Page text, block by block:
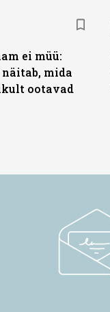
ei müü:
mida
ootavad